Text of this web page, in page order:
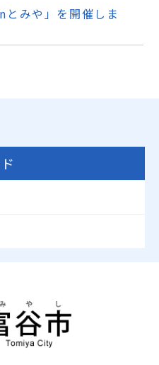
とみや」を開催しま